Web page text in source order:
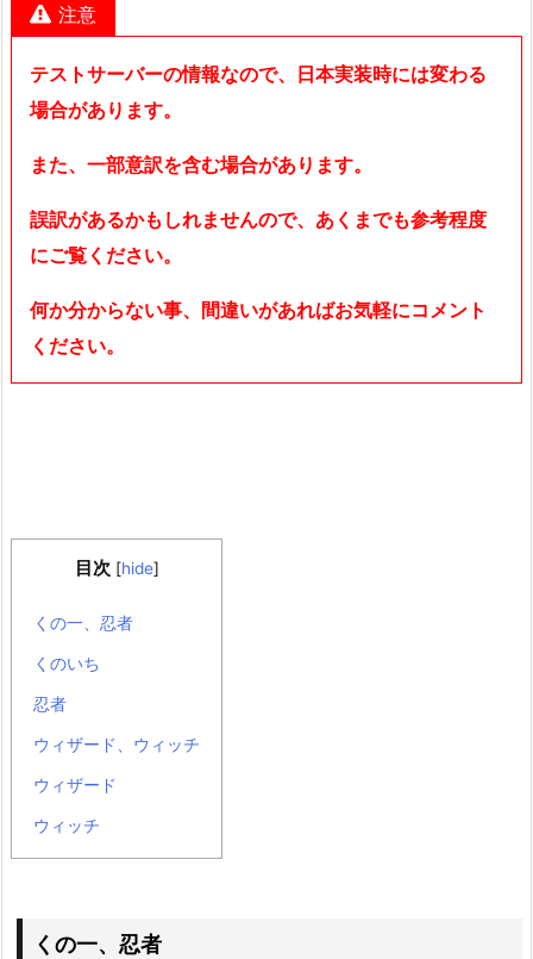
注意
テストサーバーの情報なので、日本実装時には変わる
場合があります。
また、一部意訳を含む場合があります。
誤訳があるかもしれませんので、あくまでも参考程度
にご覧ください。
何か分からない事、間違いがあればお気軽にコメント
ください。
目次 [hide]
くの一、忍者
くのいち
忍者
ウィザード、ウィッチ
ウィザード
ウィッチ
くの一、忍者